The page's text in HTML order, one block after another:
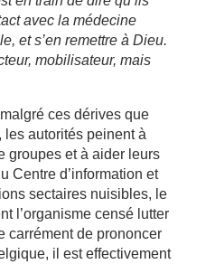
avec la médecine
et s’en remettre à Dieu.
mobilisateur, mais
ces dérives que
les autorités peinent à
groupes et à aider leurs
Centre d’information et
sectaires nuisibles, le
l’organisme censé lutter
carrément de prononcer
il est effectivement